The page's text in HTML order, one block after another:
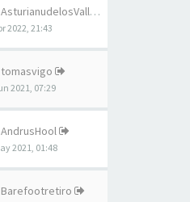
AsturianudelosValles
2022, 21:43
tomasvigo
2021, 07:29
AndrusHool
2021, 01:48
Barefootretiro